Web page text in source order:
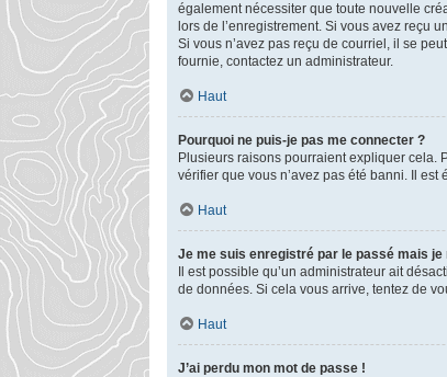
également nécessiter que toute nouvelle
lors de l’enregistrement. Si vous avez reçu
Si vous n’avez pas reçu de courriel, il se
fournie, contactez un administrateur.
Haut
Pourquoi ne puis-je pas me connecter ?
Plusieurs raisons pourraient expliquer cela.
vérifier que vous n’avez pas été banni. Il
Haut
Je me suis enregistré par le passé mais
Il est possible qu’un administrateur ait
de données. Si cela vous arrive, tentez de
Haut
J’ai perdu mon mot de passe !